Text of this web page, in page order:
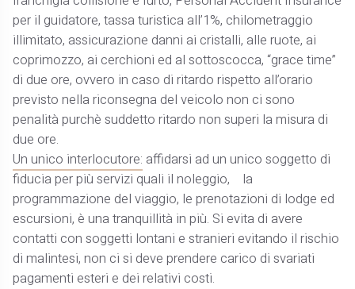
per il guidatore, tassa turistica all’1%, chilometraggio
illimitato, assicurazione danni ai cristalli, alle ruote, ai
coprimozzo, ai cerchioni ed al sottoscocca, “grace time”
di due ore, ovvero in caso di ritardo rispetto all’orario
previsto nella riconsegna del veicolo non ci sono
penalità purchè suddetto ritardo non superi la misura di
due ore.
Un unico interlocutore: affidarsi ad un unico soggetto di
fiducia per più servizi quali il noleggio, la
programmazione del viaggio, le prenotazioni di lodge ed
escursioni, è una tranquillità in più. Si evita di avere
contatti con soggetti lontani e stranieri evitando il rischio
di malintesi, non ci si deve prendere carico di svariati
pagamenti esteri e dei relativi costi.